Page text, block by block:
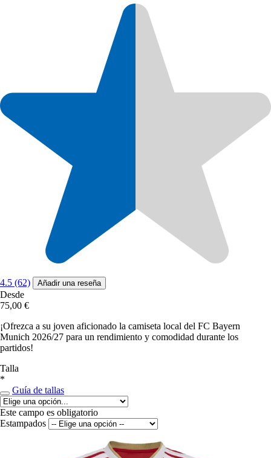
4.5 (62) Añadir una reseña
Desde
75,00 €
¡Ofrezca a su joven aficionado la camiseta local del FC Bayern
Munich 2026/27 para un rendimiento y comodidad durante los
partidos!
Talla
*
Guía de tallas
Este campo es obligatorio
Estampados